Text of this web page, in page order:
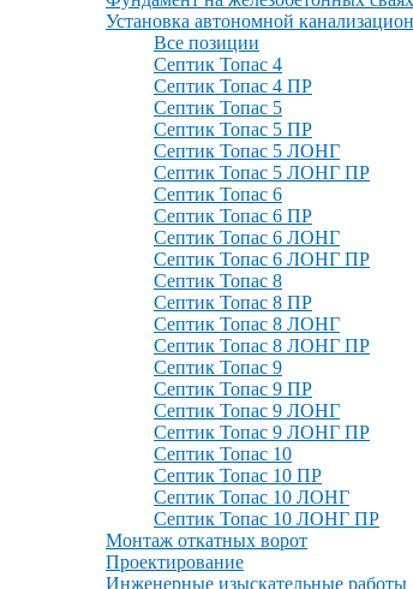
Установка автономной
Все позиции
Септик Топас 4
Септик Топас 4 ПР
Септик Топас 5
Септик Топас 5 ПР
Септик Топас 5 ЛОНГ
Септик Топас 5 ЛОНГ ПР
Септик Топас 6
Септик Топас 6 ПР
Септик Топас 6 ЛОНГ
Септик Топас 6 ЛОНГ ПР
Септик Топас 8
Септик Топас 8 ПР
Септик Топас 8 ЛОНГ
Септик Топас 8 ЛОНГ ПР
Септик Топас 9
Септик Топас 9 ПР
Септик Топас 9 ЛОНГ
Септик Топас 9 ЛОНГ ПР
Септик Топас 10
Септик Топас 10 ПР
Септик Топас 10 ЛОНГ
Септик Топас 10 ЛОНГ ПР
Монтаж откатных ворот
Проектирование
Инженерные изыскательные работы